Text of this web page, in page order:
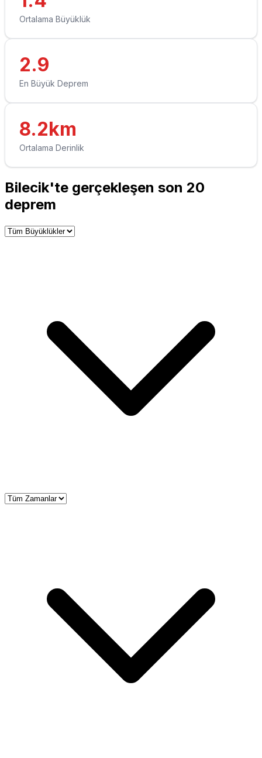
Ortalama Büyüklük
2.9
En Büyük Deprem
8.2km
Ortalama Derinlik
Bilecik'te gerçekleşen son 20
deprem